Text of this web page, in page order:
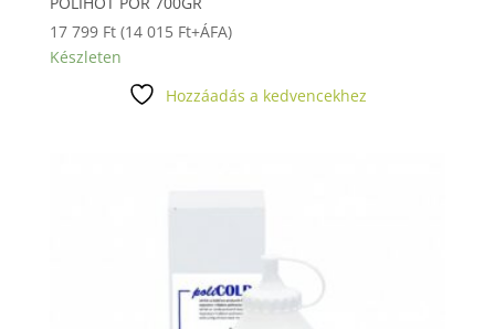
17 799 Ft (14 015 Ft+ÁFA)
Készleten
Hozzáadás a kedvencekhez